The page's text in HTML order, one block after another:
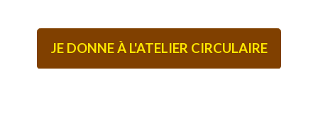
JE DONNE À L'ATELIER CIRCULAIRE